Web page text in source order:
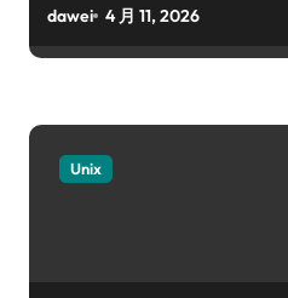
dawei 4 月 11, 2026
Unix